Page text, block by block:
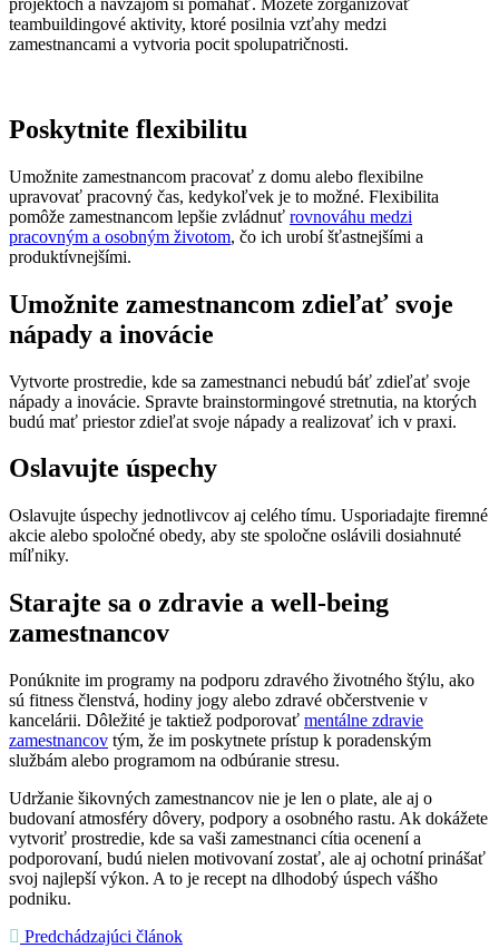
projektoch a navzájom si pomáhať. Môžete zorganizovať
teambuildingové aktivity, ktoré posilnia vzťahy medzi
zamestnancami a vytvoria pocit spolupatričnosti.
Poskytnite flexibilitu
Umožnite zamestnancom pracovať z domu alebo flexibilne
upravovať pracovný čas, kedykoľvek je to možné. Flexibilita
pomôže zamestnancom lepšie zvládnuť rovnováhu medzi
pracovným a osobným životom, čo ich urobí šťastnejšími a
produktívnejšími.
Umožnite zamestnancom zdieľať svoje
nápady a inovácie
Vytvorte prostredie, kde sa zamestnanci nebudú báť zdieľať svoje
nápady a inovácie. Spravte brainstormingové stretnutia, na ktorých
budú mať priestor zdieľat svoje nápady a realizovať ich v praxi.
Oslavujte úspechy
Oslavujte úspechy jednotlivcov aj celého tímu. Usporiadajte firemné
akcie alebo spoločné obedy, aby ste spoločne oslávili dosiahnuté
míľniky.
Starajte sa o zdravie a well-being
zamestnancov
Ponúknite im programy na podporu zdravého životného štýlu, ako
sú fitness členstvá, hodiny jogy alebo zdravé občerstvenie v
kancelárii. Dôležité je taktiež podporovať mentálne zdravie
zamestnancov tým, že im poskytnete prístup k poradenským
službám alebo programom na odbúranie stresu.
Udržanie šikovných zamestnancov nie je len o plate, ale aj o
budovaní atmosféry dôvery, podpory a osobného rastu. Ak dokážete
vytvoriť prostredie, kde sa vaši zamestnanci cítia ocenení a
podporovaní, budú nielen motivovaní zostať, ale aj ochotní prinášať
svoj najlepší výkon. A to je recept na dlhodobý úspech vášho
podniku.
Predchádzajúci článok